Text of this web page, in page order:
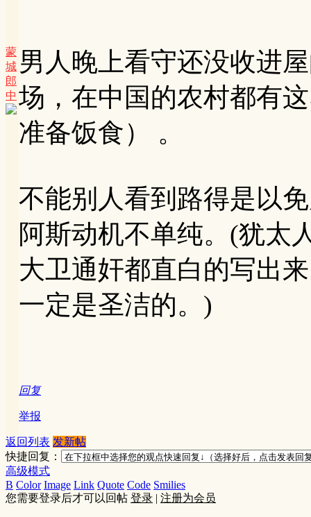
蒙
城
郎
中
男人晚上看守还没收进
场，在中国的农村都有
准备饭食） 。
不能别人看到路得是以
阿斯动机不单纯。(犹太
大卫通奸都直白的写出
一定是圣洁的。)
回复
举报
返回列表 发新帖
快捷回复：
高级模式
B Color Image Link Quote Code Smilies
您需要登录后才可以回帖 登录 | 注册为会员